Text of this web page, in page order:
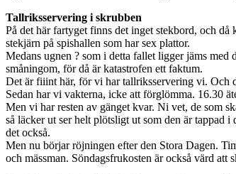
Tallriksservering i skrubben
På det här fartyget finns det inget stekbord, och
stekjärn på spishallen som har sex plattor.
Medans ugnen ? som i detta fallet ligger jäms med
småningom, för då är katastrofen ett faktum.
Det är fiiint här, för vi har tallriksservering vi. Och
Sedan har vi vakterna, icke att förglömma. 16.30
Men vi har resten av gänget kvar. Ni vet, de som
så läcker ut ser helt plötsligt ut som den är tappad
det också.
Men nu börjar röjningen efter den Stora Dagen.
och mässman. Söndagsfrukosten är också värd